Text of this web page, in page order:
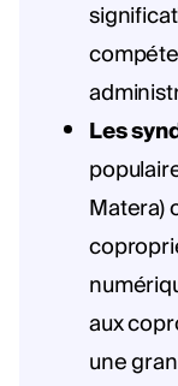
Les
Matera)
aux
une